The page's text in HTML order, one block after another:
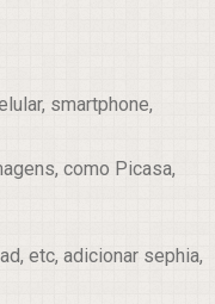
smartphone,
como Picasa,
etc, adicionar sephia,